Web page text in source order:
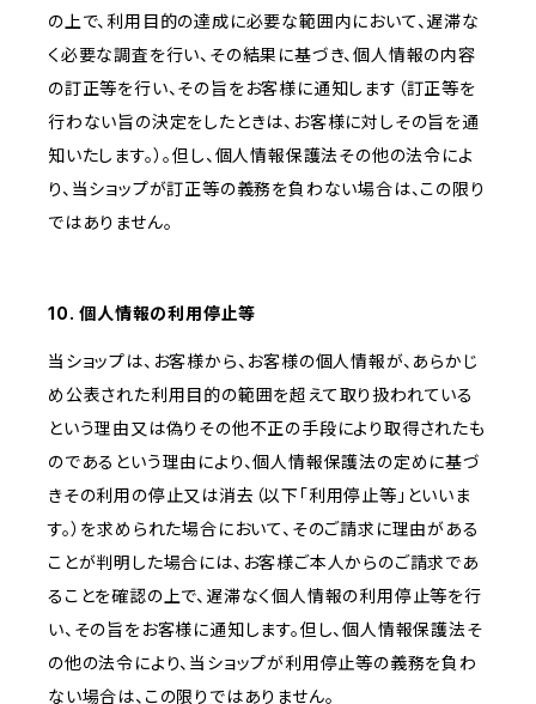
の上で、利用目的の達成に必要な範囲内において、遅滞な
く必要な調査を行い、その結果に基づき、個人情報の内容
の訂正等を行い、その旨をお客様に通知します（訂正等を
行わない旨の決定をしたときは、お客様に対しその旨を通
知いたします。）。但し、個人情報保護法その他の法令によ
り、当ショップが訂正等の義務を負わない場合は、この限り
ではありません。
10. 個人情報の利用停止等
当ショップは、お客様から、お客様の個人情報が、あらかじ
め公表された利用目的の範囲を超えて取り扱われている
という理由又は偽りその他不正の手段により取得されたも
のであるという理由により、個人情報保護法の定めに基づ
きその利用の停止又は消去（以下「利用停止等」といいま
す。）を求められた場合において、そのご請求に理由がある
ことが判明した場合には、お客様ご本人からのご請求であ
ることを確認の上で、遅滞なく個人情報の利用停止等を行
い、その旨をお客様に通知します。但し、個人情報保護法そ
の他の法令により、当ショップが利用停止等の義務を負わ
ない場合は、この限りではありません。